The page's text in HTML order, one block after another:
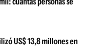
US$ 13,8 millones en